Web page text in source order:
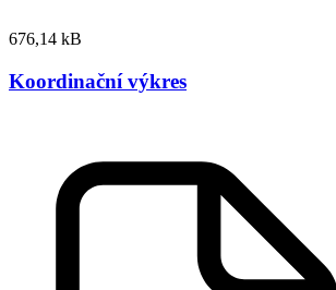
676,14 kB
Koordinační výkres